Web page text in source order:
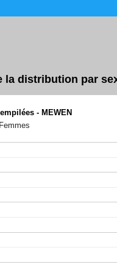
la distribution par
- MEWEN
Femmes